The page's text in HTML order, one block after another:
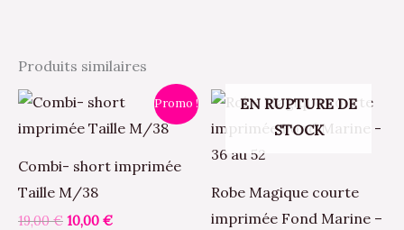
Produits similaires
Promo !
Combi- short imprimée
Taille M/38
19,00€
Le
prix
initial
19,00 €.
10,00 €
Le
prix
actuel
10,00 €.
EN RUPTURE DE
STOCK
Robe Magique courte
imprimée Fond Marine –